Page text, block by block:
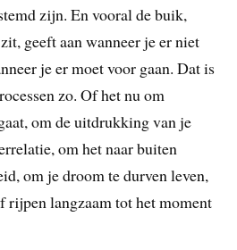
zijn. En vooral de buik,
geeft aan wanneer je er niet
je er moet voor gaan. Dat is
zo. Of het nu om
om de uitdrukking van je
om het naar buiten
om je droom te durven leven,
langzaam tot het moment